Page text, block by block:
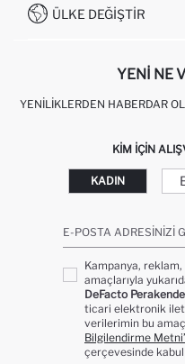
KAMPANYALAR
0850 333 22 86
ÜLKE DEĞIŞTIR
YENI NE
YENILIKLERDEN HABERDAR
KIM IÇIN
KADIN
E-POSTA ADRESINIZI
Kampanya, reklam,
amaçlarıyla
DeFacto
ticari elektronik
verilerimin bu
Bilgilendirme
çerçevesinde